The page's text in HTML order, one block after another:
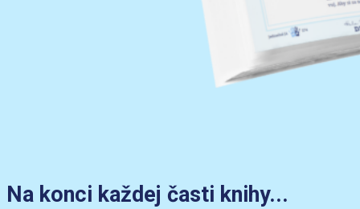
Na konci každej časti knihy...